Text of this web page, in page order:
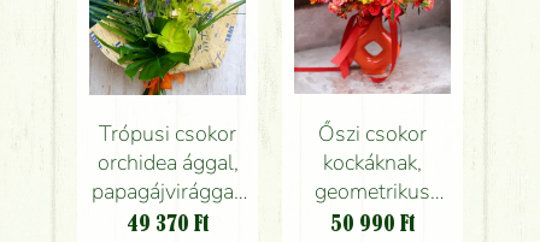
Trópusi csokor
orchidea ággal,
papagájvirággal,
flamingóvirággal
49 370 Ft
Őszi csokor
kockáknak,
geometrikus
vázával
50 990 Ft